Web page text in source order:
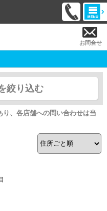
お問合せ
絞り込む
、各店舗への問い合わせは当